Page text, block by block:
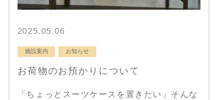
2025.05.06
施設案内 お知らせ
お荷物のお預かりについて
「ちょっとスーツケースを置きたい」そんな